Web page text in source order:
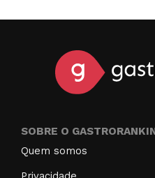
SOBRE O
Quem somos